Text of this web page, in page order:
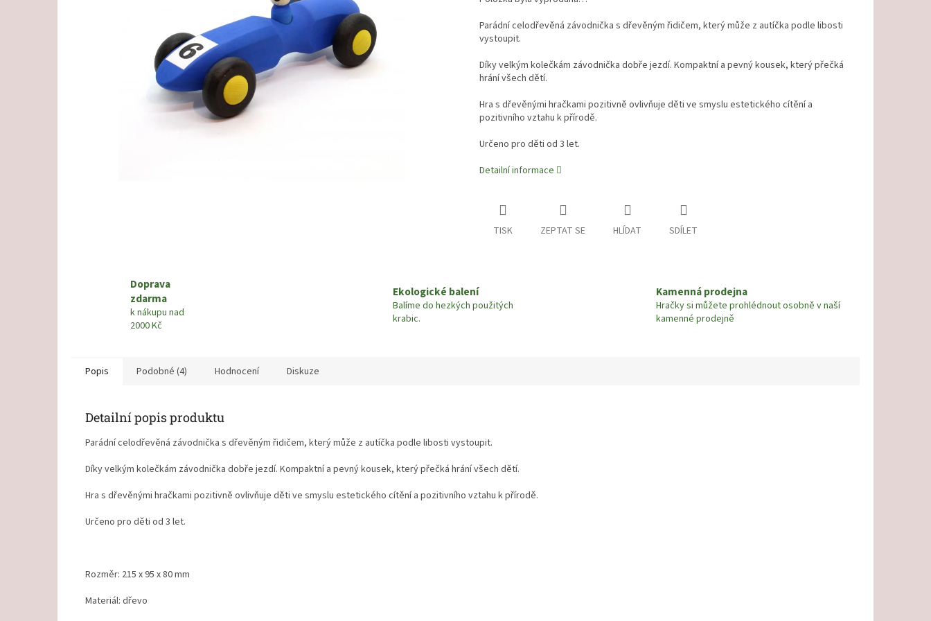
Parádní celodřevěná závodnička s dřevěným řidičem, který může z autíčka podle libosti
vystoupit.
Díky velkým kolečkám závodnička dobře jezdí. Kompaktní a pevný kousek, který přečká
hrání všech dětí.
Hra s dřevěnými hračkami pozitivně ovlivňuje děti ve smyslu estetického cítění a
pozitivního vztahu k přírodě.
Určeno pro děti od 3 let.
Detailní informace
TISK ZEPTAT SE HLÍDAT SDÍLET
Doprava
zdarma
k nákupu nad
2000 Kč
Ekologické balení
Balíme do hezkých použitých
krabic.
Kamenná prodejna
Hračky si můžete prohlédnout osobně v naší
kamenné prodejně
Popis Podobné (4) Hodnocení Diskuze
Detailní popis produktu
Parádní celodřevěná závodnička s dřevěným řidičem, který může z autíčka podle libosti vystoupit.
Díky velkým kolečkám závodnička dobře jezdí. Kompaktní a pevný kousek, který přečká hrání všech dětí.
Hra s dřevěnými hračkami pozitivně ovlivňuje děti ve smyslu estetického cítění a pozitivního vztahu k přírodě.
Určeno pro děti od 3 let.
Rozměr: 215 x 95 x 80 mm
Materiál: dřevo